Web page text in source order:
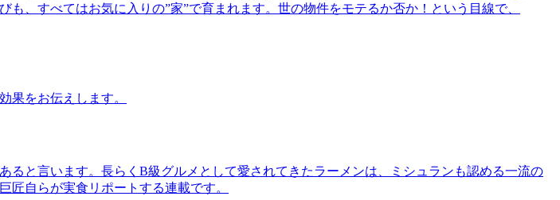
、すべてはお気に入りの”家”で育まれます。世の物件をモテるか否か！という目線で、
果をお伝えします。
と言います。長らくB級グルメとして愛されてきたラーメンは、ミシュランも認める一流の
自らが実食リポートする連載です。